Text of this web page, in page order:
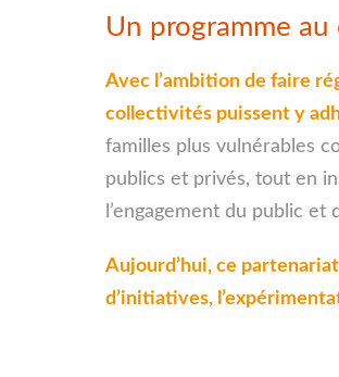
Un programme
Avec l’ambition de faire
collectivités puissent y
familles plus vulnérables
publics et privés, tout en
l’engagement du public et
Aujourd’hui, ce
d’initiatives,